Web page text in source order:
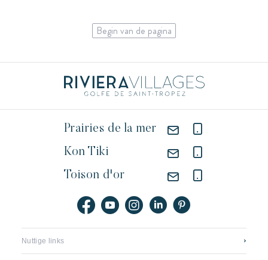
Begin van de pagina
Prairies de la mer
Kon Tiki
Toison d'or
Nuttige links